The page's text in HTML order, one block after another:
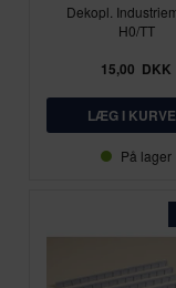
Dekopl.
H0/TT
15,00 DKK
På lager